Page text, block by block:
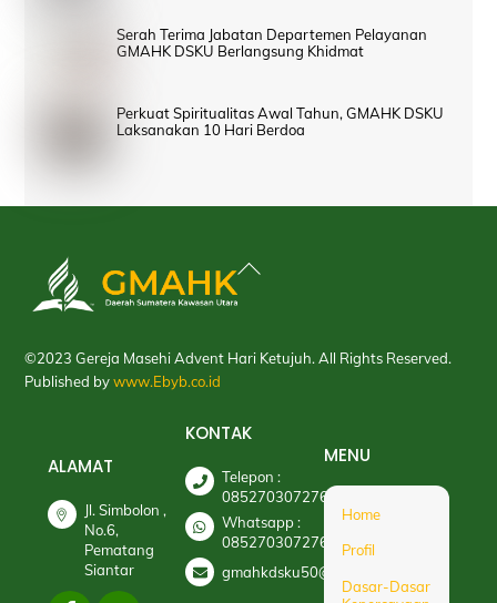
Serah Terima Jabatan Departemen Pelayanan
GMAHK DSKU Berlangsung Khidmat
Perkuat Spiritualitas Awal Tahun, GMAHK DSKU
Laksanakan 10 Hari Berdoa
Back
©2023 Gereja Masehi Advent Hari Ketujuh. All Rights Reserved.
Published bywww.Ebyb.co.id
ALAMAT
Jl. Simbolon ,
No.6,
Pematang
Siantar
KONTAK
Telepon :
085270307276
Whatsapp :
085270307276
gmahkdsku50@gmail.com
MENU
Home
Profil
Dasar-Dasar